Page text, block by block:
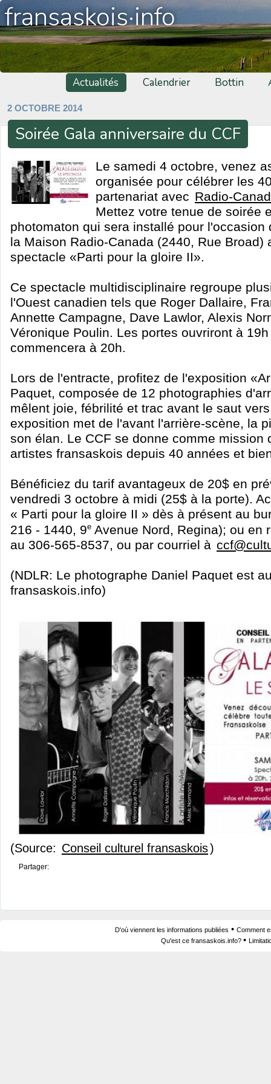
fransaskois·info
Actualités Calendrier Bottin
2 OCTOBRE 2014
Soirée Gala anniversaire du CCF
Le samedi 4 octobre, venez
organisée pour célébrer les
partenariat avec Radio-
Mettez votre tenue de soirée
photomaton qui sera installé pour l'occasion
la Maison Radio-Canada (2440, Rue Broad)
spectacle «Parti pour la gloire II».
Ce spectacle multidisciplinaire regroupe
l'Ouest canadien tels que Roger Dallaire,
Annette Campagne, Dave Lawlor, Alexis
Véronique Poulin. Les portes ouvriront à
commencera à 20h.
Lors de l'entracte, profitez de l'exposition
Paquet, composée de 12 photographies
mêlent joie, fébrilité et trac avant le saut
exposition met de l'avant l'arrière-scène, la
son élan. Le CCF se donne comme mission
artistes fransaskois depuis 40 années et
Bénéficiez du tarif avantageux de 20$ en
vendredi 3 octobre à midi (25$ à la porte).
« Parti pour la gloire II » dès à présent au
216 - 1440, 9e Avenue Nord, Regina); ou en
au 306-565-8537, ou par courriel à
(NDLR: Le photographe Daniel Paquet est
fransaskois.info)
(Source: Conseil culturel fransaskois)
Partager:
D'où viennent les informations publiées • Comment
Qu'est ce fransaskois.info? •